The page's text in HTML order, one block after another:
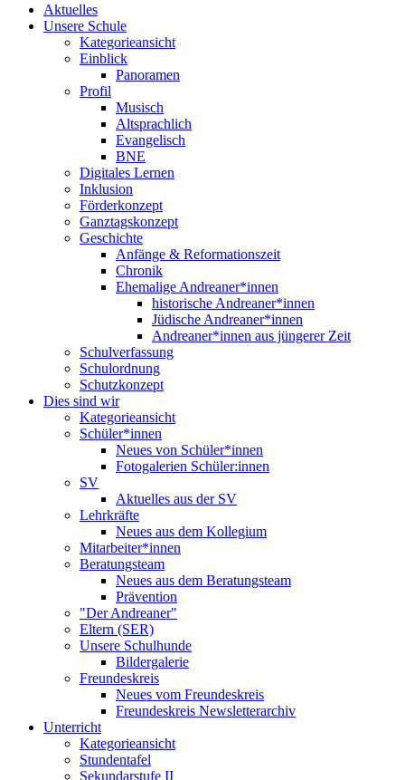
Aktuelles
Unsere Schule
Kategorieansicht
Einblick
Panoramen
Profil
Musisch
Altsprachlich
Evangelisch
BNE
Digitales Lernen
Inklusion
Förderkonzept
Ganztagskonzept
Geschichte
Anfänge & Reformationszeit
Chronik
Ehemalige Andreaner*innen
historische Andreaner*innen
Jüdische Andreaner*innen
Andreaner*innen aus jüngerer Zeit
Schulverfassung
Schulordnung
Schutzkonzept
Dies sind wir
Kategorieansicht
Schüler*innen
Neues von Schüler*innen
Fotogalerien Schüler:innen
SV
Aktuelles aus der SV
Lehrkräfte
Neues aus dem Kollegium
Mitarbeiter*innen
Beratungsteam
Neues aus dem Beratungsteam
Prävention
"Der Andreaner"
Eltern (SER)
Unsere Schulhunde
Bildergalerie
Freundeskreis
Neues vom Freundeskreis
Freundeskreis Newsletterarchiv
Unterricht
Kategorieansicht
Stundentafel
Sekundarstufe II